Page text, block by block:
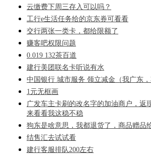
云缴费下周三存入可以吗？
工行e生活任务给的京东券可看看
交行两张一类卡，都给限额了
赚客吧权限问题
0.019 132茶百道
建行美团联名卡听说有水
中国银行 城市服务 领立减金（我广东，
1元无框画
广发车主卡刷的改名字的加油商户，返
来看看我这稳不稳
狗东是啥意思，我都退货了，商品赠品
结售汇去试试看
建行客服排队200左右